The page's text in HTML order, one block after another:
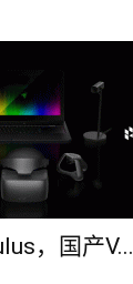
，国产V...